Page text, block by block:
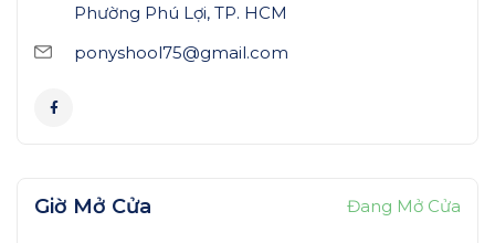
Phường Phú Lợi, TP. HCM
ponyshool75@gmail.com
Giờ Mở Cửa Đang Mở Cửa